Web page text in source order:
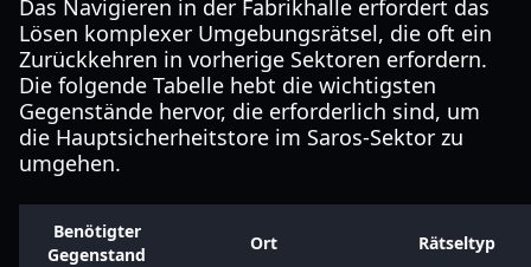
Das Navigieren in der Fabrikhalle erfordert das
Lösen komplexer Umgebungsrätsel, die oft ein
Zurückkehren in vorherige Sektoren erfordern.
Die folgende Tabelle hebt die wichtigsten
Gegenstände hervor, die erforderlich sind, um
die Hauptsicherheitstore im Saros-Sektor zu
umgehen.
Benötigter
Gegenstand
Ort Rätseltyp